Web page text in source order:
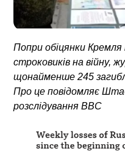
Попри обіцянки
строковиків на війну,
щонайменше 245
Про це повідомляє
розслідування BBC